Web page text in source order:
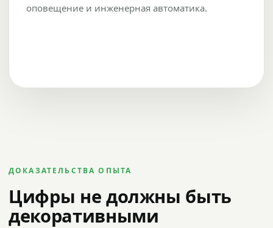
оповещение и инженерная автоматика.
ДОКАЗАТЕЛЬСТВА ОПЫТА
Цифры не должны быть
декоративными